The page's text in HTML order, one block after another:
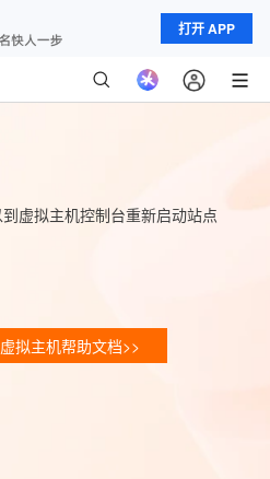
打开 APP
虚拟主机控制台重新启动站点
拟主机帮助文档>>